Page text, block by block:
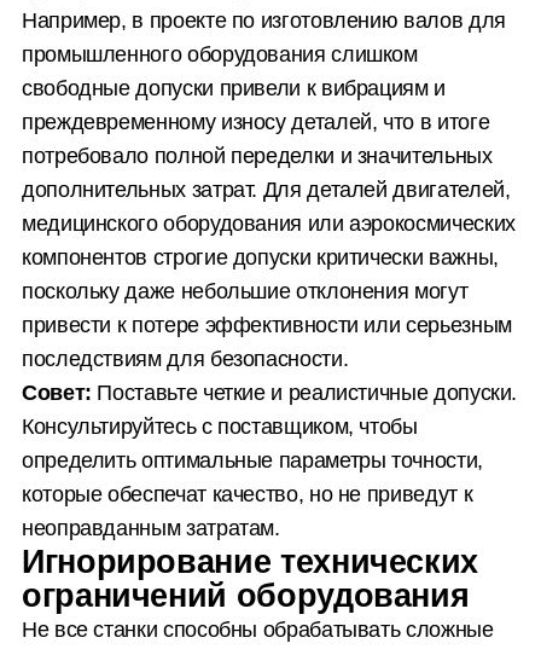
Например, в проекте по изготовлению валов для
промышленного оборудования слишком
свободные допуски привели к вибрациям и
преждевременному износу деталей, что в итоге
потребовало полной переделки и значительных
дополнительных затрат. Для деталей двигателей,
медицинского оборудования или аэрокосмических
компонентов строгие допуски критически важны,
поскольку даже небольшие отклонения могут
привести к потере эффективности или серьезным
последствиям для безопасности.
Совет: Поставьте четкие и реалистичные допуски.
Консультируйтесь с поставщиком, чтобы
определить оптимальные параметры точности,
которые обеспечат качество, но не приведут к
неоправданным затратам.
Игнорирование технических
ограничений оборудования
Не все станки способны обрабатывать сложные